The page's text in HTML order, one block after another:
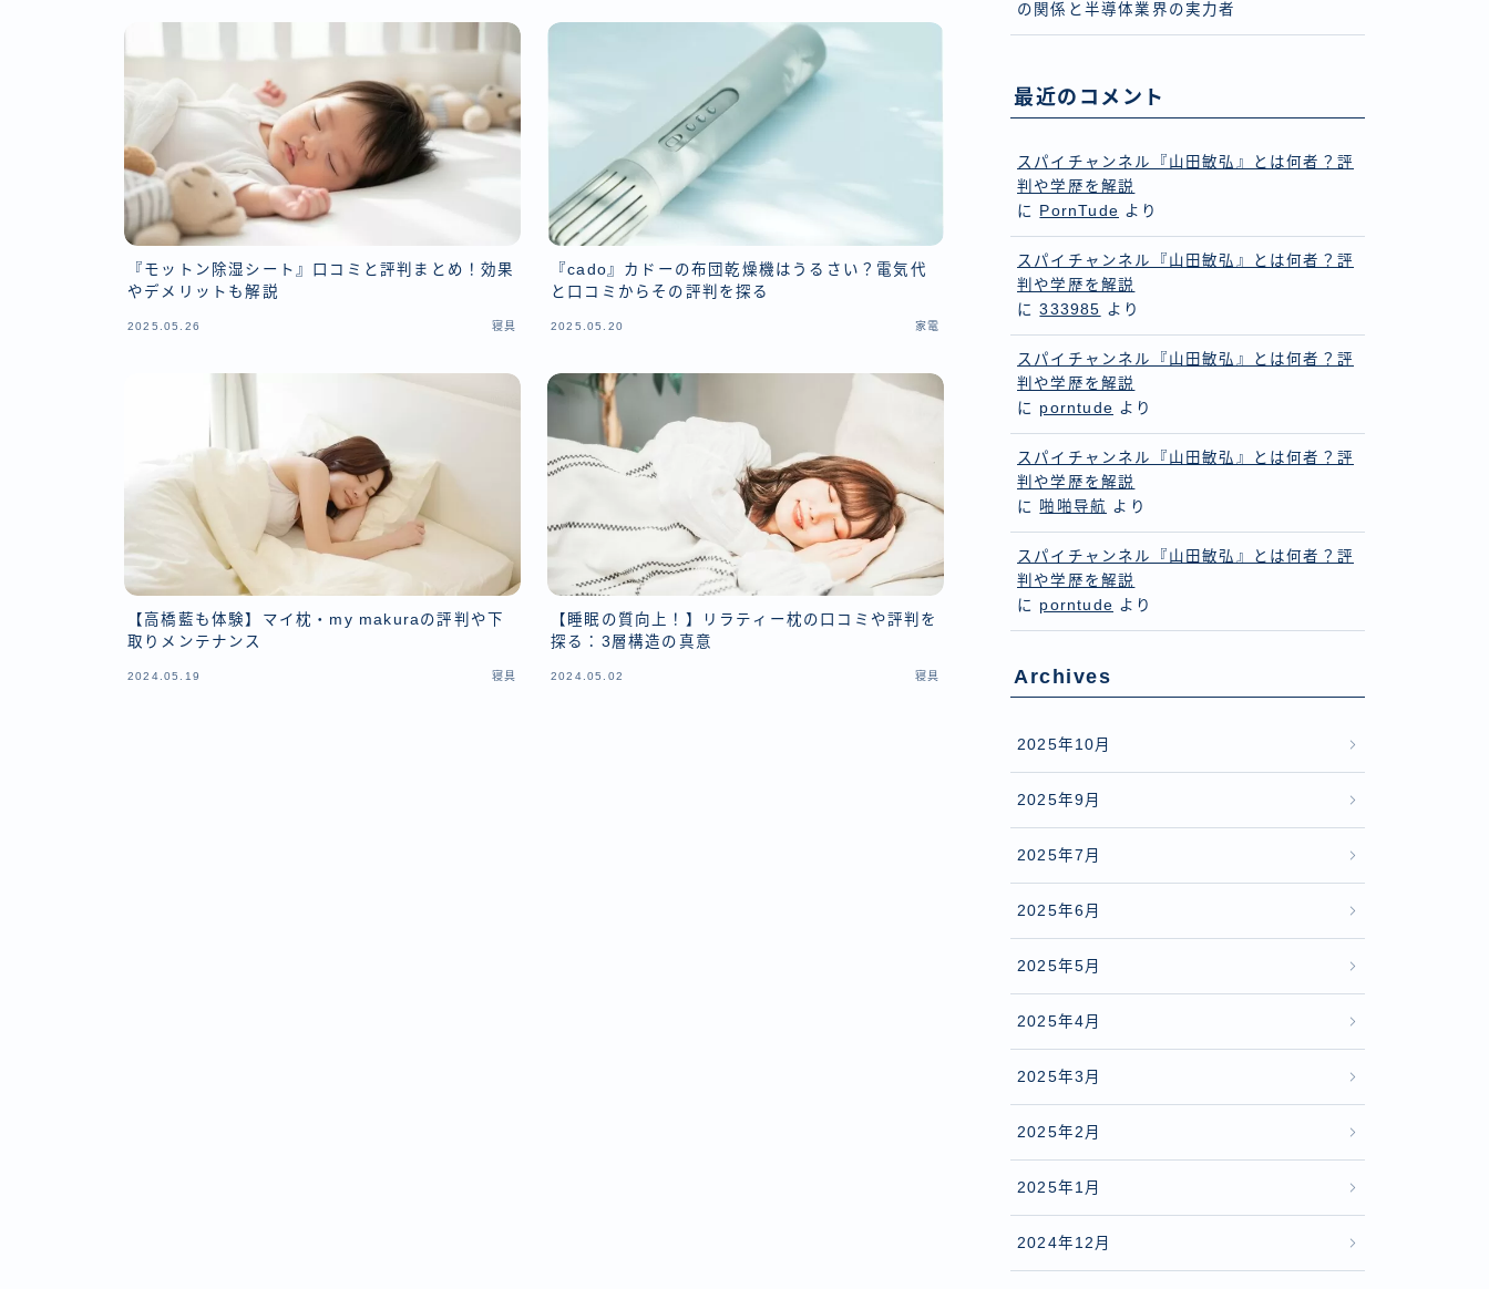
『モットン除湿シート』口コミと評判まとめ！効果
やデメリットも解説
2025.05.26 寝具
『cado』カドーの布団乾燥機はうるさい？電気代
と口コミからその評判を探る
2025.05.20 家電
【高橋藍も体験】マイ枕・my makuraの評判や下
取りメンテナンス
2024.05.19 寝具
【睡眠の質向上！】リラティー枕の口コミや評判を
探る：3層構造の真意
2024.05.02 寝具
の関係と半導体業界の実力者
最近のコメント
スパイチャンネル『山田敏弘』とは何者？評
判や学歴を解説
に
PornTude より
スパイチャンネル『山田敏弘』とは何者？評
判や学歴を解説
に333985 より
スパイチャンネル『山田敏弘』とは何者？評
判や学歴を解説
に porntude より
スパイチャンネル『山田敏弘』とは何者？評
判や学歴を解説
に 啪啪导航 より
スパイチャンネル『山田敏弘』とは何者？評
判や学歴を解説
に porntude より
Archives
2025年10月
2025年9月
2025年7月
2025年6月
2025年5月
2025年4月
2025年3月
2025年2月
2025年1月
2024年12月